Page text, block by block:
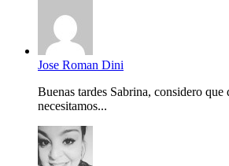
Jose Roman Dini
Buenas tardes Sabrina, considero que
necesitamos...